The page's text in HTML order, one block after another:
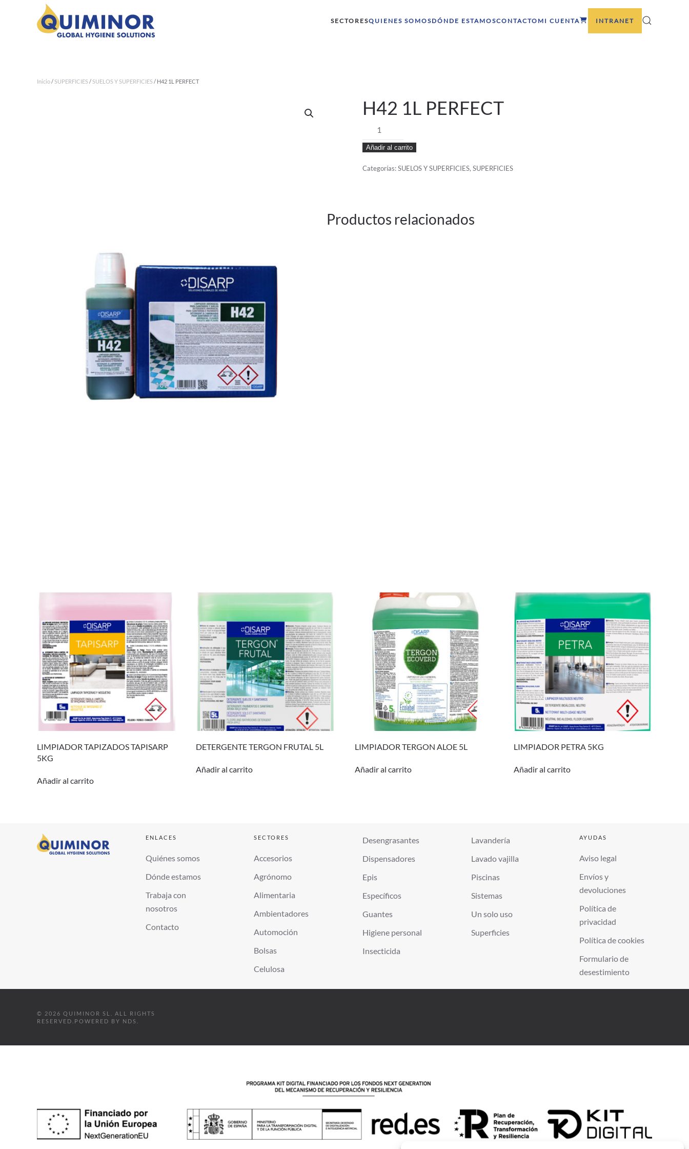
Ir al contenido principal SECTORESQUIENES SOMOSDÓNDE ESTAMOSCONTACTO MI CUENTA INTRANET
Inicio/ SUPERFICIES/ SUELOS Y SUPERFICIES/ H42 1L PERFECT
H42 1L PERFECT
1L
PERFECT
cantidad
Añadir al carrito
Categorías:SUELOS Y SUPERFICIES, SUPERFICIES
Productos relacionados
LIMPIADOR TAPIZADOS TAPISARP
5KG
Añadir al carrito
DETERGENTE TERGON FRUTAL 5L
Añadir al carrito
LIMPIADOR TERGON ALOE 5L
Añadir al carrito
LIMPIADOR PETRA 5KG
Añadir al carrito
ENLACES
Quiénes somos
Dónde estamos
Trabaja con
nosotros
Contacto
SECTORES
Accesorios
Agrónomo
Alimentaria
Ambientadores
Automoción
Bolsas
Celulosa
Desengrasantes
Dispensadores
Epis
Específicos
Guantes
Higiene personal
Insecticida
Lavandería
Lavado vajilla
Piscinas
Sistemas
Un solo uso
Superficies
AYUDAS
Aviso legal
Envíos y
devoluciones
Política de
privacidad
Política de cookies
Formulario de
desestimiento
© 2026 QUIMINOR SL. ALL RIGHTS
RESERVED. POWERED BY NDS